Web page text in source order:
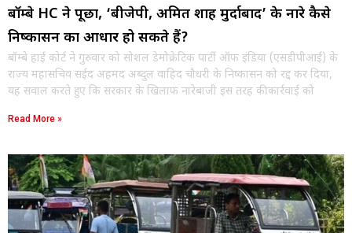
बॉम्बे HC ने पूछा, ‘बीजेपी, अमित शाह मुर्दाबाद’ के नारे कैसे
निष्कासन का आधार हो सकते हैं?
बॉम्बे हाई कोर्ट ने गुरुवार को सोशल डेमोक्रेटिक पार्टी ऑफ इंडिया (एसडीपीआई) के
राज्य महासचिव सईद अहमद अब्दुल वाहिद चौधरी के निष्कासन को रद्द कर दिया,
यह सवाल करते हुए कि सरकार के खिलाफ नारेबाजी इस तरह की कार्रवाई को
Read More »